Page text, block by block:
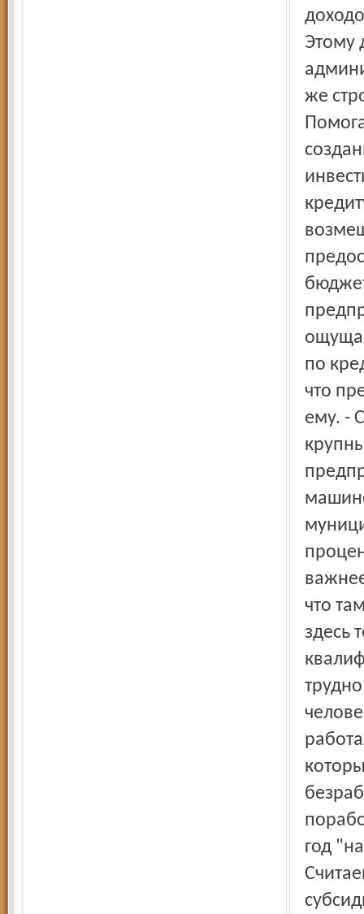
Этому
же
по
что
ему. -
что
здесь
год